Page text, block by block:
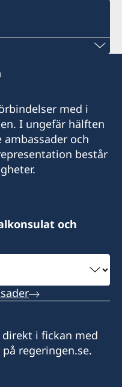
med i
I ungefär hälften
ambassader och
består
och
i fickan med
på regeringen.se.